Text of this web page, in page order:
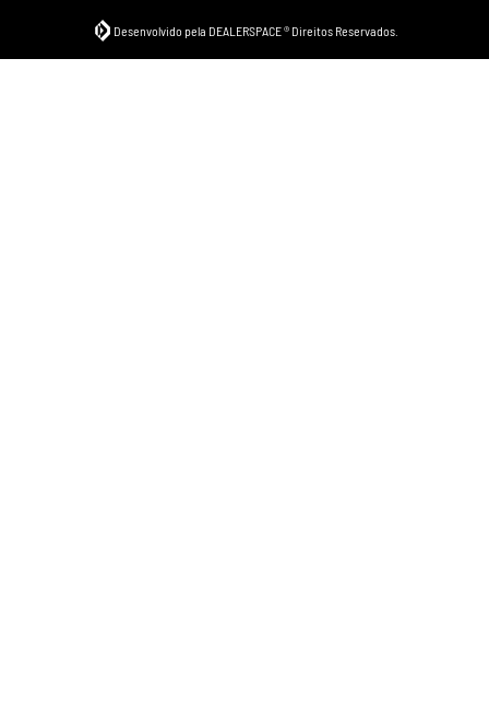
Desenvolvido pela DEALERSPACE ® Direitos Reservados.